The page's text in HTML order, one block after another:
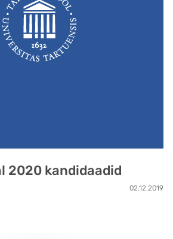
2020 kandidaadid
02.12.2019